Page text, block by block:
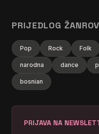
PRIJEDLOG
Pop Rock Folk
narodna dance
bosnian
PRIJAVA NA